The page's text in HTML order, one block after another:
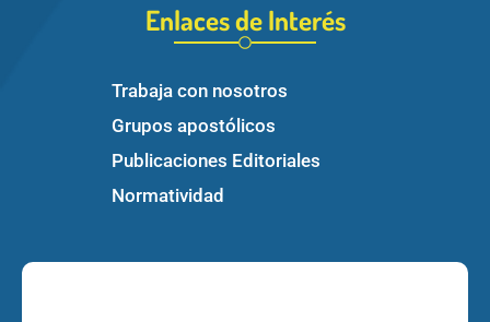
Enlaces de Interés
Trabaja con nosotros
Grupos apostólicos
Publicaciones Editoriales
Normatividad